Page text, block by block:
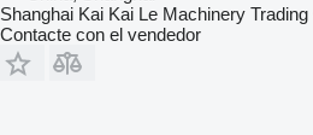
Shanghai Kai Kai Le Machinery Trading
Contacte con el vendedor